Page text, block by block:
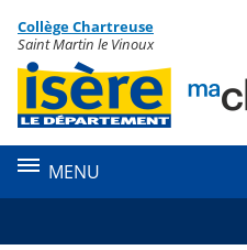
Menu de la rubrique
Contenu
Collège Chartreuse
Saint Martin le Vinoux
MENU